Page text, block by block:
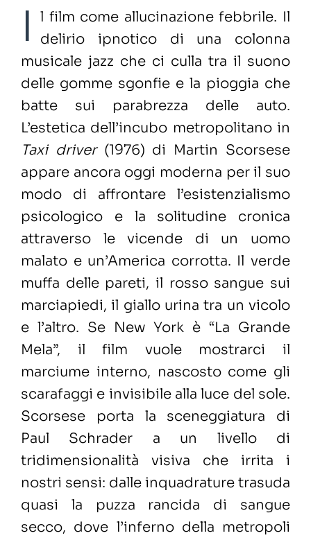
I
l film come allucinazione febbrile. Il
delirio ipnotico di una colonna
musicale jazz che ci culla tra il suono
delle gomme sgonfie e la pioggia che
batte sui parabrezza delle auto.
L’estetica dell’incubo metropolitano in
Taxi driver(1976) di Martin Scorsese
appare ancora oggi moderna per il suo
modo di affrontare l’esistenzialismo
psicologico e la solitudine cronica
attraverso le vicende di un uomo
malato e un’America corrotta. Il verde
muffa delle pareti, il rosso sangue sui
marciapiedi, il giallo urina tra un vicolo
e l’altro. Se New York è “La Grande
Mela”, il film vuole mostrarci il
marciume interno, nascosto come gli
scarafaggi e invisibile alla luce del sole.
Scorsese porta la sceneggiatura di
Paul Schrader a un livello di
tridimensionalità visiva che irrita i
nostri sensi: dalle inquadrature trasuda
quasi la puzza rancida di sangue
secco, dove l’inferno della metropoli